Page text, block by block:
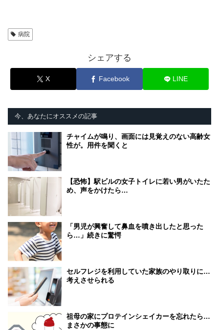
病院
シェアする
X Facebook LINE
今、あなたにオススメの記事
チャイムが鳴り、画面には見覚えのない高齢女
性が。用件を聞くと
【恐怖】駅ビルの女子トイレに若い男がいたた
め、声をかけたら…
「男児が興奮して鼻血を噴き出したと思った
ら…」続きに驚愕
セルフレジを利用していた家族のやり取りに…
考えさせられる
祖母の家にプロテインシェイカーを忘れたら…
まさかの事態に